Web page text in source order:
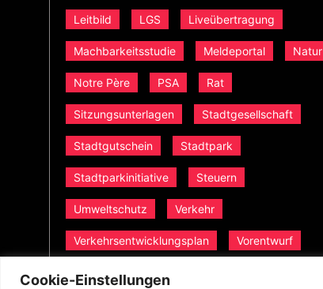
Cookie-Einstellungen
Leitbild LGS Liveübertragung
Machbarkeitsstudie Meldeportal Natur
Notre Père PSA Rat
Sitzungsunterlagen Stadtgesellschaft
Stadtgutschein Stadtpark
Stadtparkinitiative Steuern
Umweltschutz Verkehr
Verkehrsentwicklungsplan Vorentwurf
Wahl